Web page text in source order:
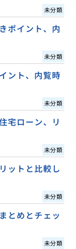
未分類
ポイント、内
未分類
ント、内覧時
未分類
宅ローン、リ
未分類
ットと比較し
未分類
とめとチェッ
未分類